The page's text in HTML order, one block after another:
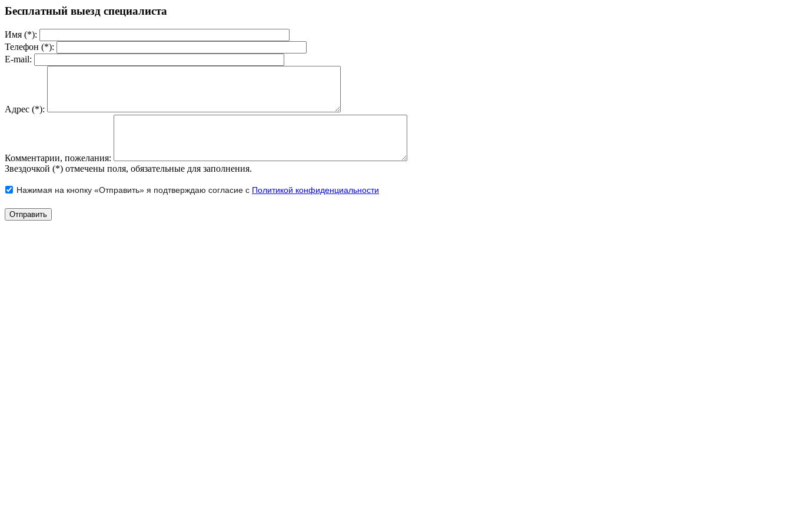
Бесплатный выезд специалиста
Имя (*):
Телефон (*):
E-mail:
Адрес (*):
Комментарии, пожелания:
Звездочкой (*) отмечены поля, обязательные для заполнения.
Нажимая на кнопку «Отправить» я подтверждаю согласие с Политикой конфиденциальности